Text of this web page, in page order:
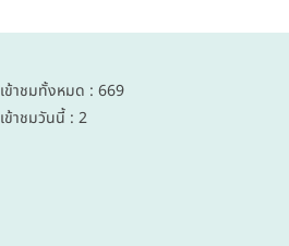
ข้าชมทั้งหมด : 669
ข้าชมวันนี้ : 2